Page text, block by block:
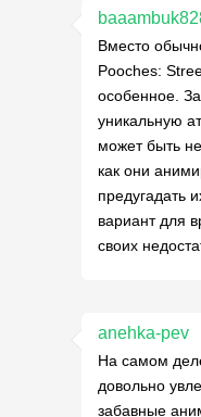
Вместо
Pooches:
особенное.
уникальную
может быть
как они
предугадать
вариант для
своих
anehka-pev
На самом
довольно
забавные